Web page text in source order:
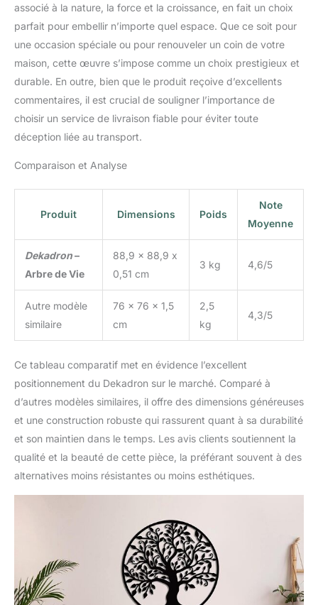
associé à la nature, la force et la croissance, en fait un choix
parfait pour embellir n’importe quel espace. Que ce soit pour
une occasion spéciale ou pour renouveler un coin de votre
maison, cette œuvre s’impose comme un choix prestigieux et
durable. En outre, bien que le produit reçoive d’excellents
commentaires, il est crucial de souligner l’importance de
choisir un service de livraison fiable pour éviter toute
déception liée au transport.
Comparaison et Analyse
Produit Dimensions Poids
Note
Moyenne
Dekadron–
Arbre de Vie
88,9 x 88,9 x
0,51 cm
3 kg 4,6/5
Autre modèle
similaire
76 x 76 x 1,5
cm
2,5
kg
4,3/5
Ce tableau comparatif met en évidence l’excellent
positionnement du Dekadron sur le marché. Comparé à
d’autres modèles similaires, il offre des dimensions généreuses
et une construction robuste qui rassurent quant à sa durabilité
et son maintien dans le temps. Les avis clients soutiennent la
qualité et la beauté de cette pièce, la préférant souvent à des
alternatives moins résistantes ou moins esthétiques.